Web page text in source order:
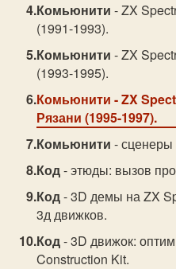
Комьюнити - ZX
(1991-1993).
Комьюнити - ZX
(1993-1995).
Комьюнити - ZX
Рязани (1995-1997).
Комьюнити - сценеры
Код- этюды: вызов
Код- 3D демы на ZX
3д движков.
Код- 3D движок:
Construction Kit.